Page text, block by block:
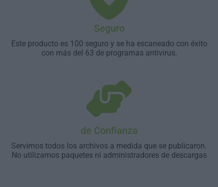
Seguro
Este producto es 100 seguro y se ha escaneado con éxito
con más del 63 de programas antivirus.
de Confianza
Servimos todos los archivos a medida que se publicaron.
No utilizamos paquetes ni administradores de descargas